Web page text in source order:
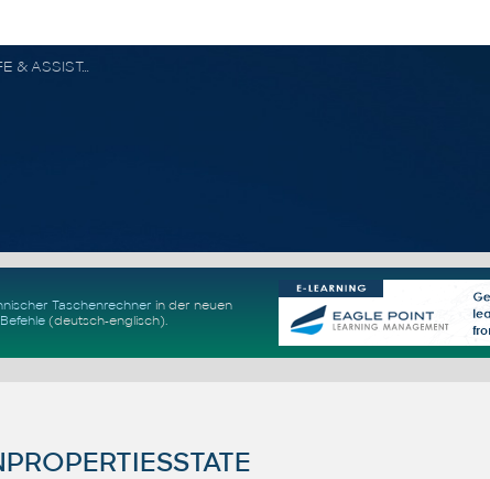
CAD FORUM - TIPPS & TRICKS | UTILITIES | DISKUSSION | BLÖCKE | SUPPORT | HILFE & ASSISTANCE
Taschenrechner in der neuen
(deutsch-englisch).